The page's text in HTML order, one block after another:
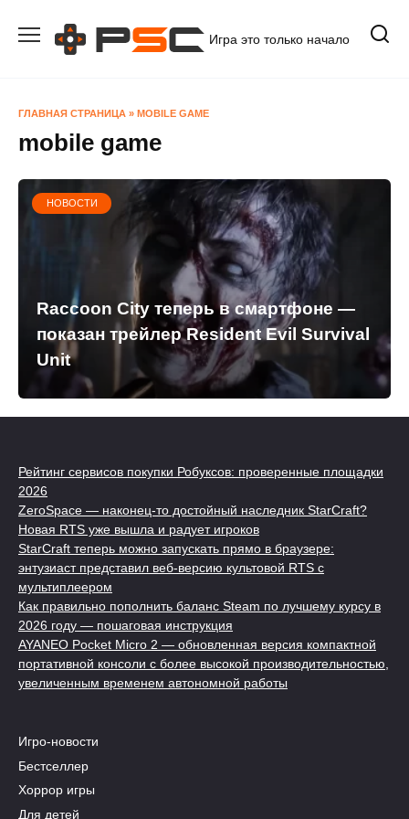
содержанию
Игра это только начало
ГЛАВНАЯ СТРАНИЦА » MOBILE GAME
mobile game
НОВОСТИ
Raccoon City теперь в смартфоне —
показан трейлер Resident Evil Survival
Unit
Рейтинг сервисов покупки Робуксов: проверенные площадки
2026
ZeroSpace — наконец-то достойный наследник StarCraft?
Новая RTS уже вышла и радует игроков
StarCraft теперь можно запускать прямо в браузере:
энтузиаст представил веб-версию культовой RTS с
мультиплеером
Как правильно пополнить баланс Steam по лучшему курсу в
2026 году — пошаговая инструкция
AYANEO Pocket Micro 2 — обновленная версия компактной
портативной консоли с более высокой производительностью,
увеличенным временем автономной работы
Игро-новости
Бестселлер
Хоррор игры
Для детей